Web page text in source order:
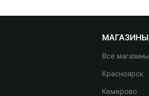
МАГАЗИНЫ
Все магазины
Красноярск
Кемерово